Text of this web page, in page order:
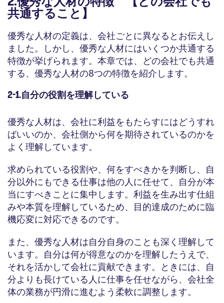
共通すること】
優秀な人材の定義は、会社ごとに異なるとお伝えし
ました。しかし、優秀な人材にはいくつか共通する
特徴が挙げられます。本章では、どの会社でも共通
する、優秀な人材の8つの特徴を紹介します。
2-1.自分の役割を理解している
優秀な人材は、会社に利益をもたらすにはどうすれ
ばいいのか、会社側から何を期待されているのかを
よく理解しています。
求められている役割や、何をすべきかを判断し、自
分以外にもできる仕事は他の人に任せて、自分が本
当にすべきことに集中します。利益を生み出す仕組
みや本質を理解しているため、目的達成のために臨
機応変に対応できるのです。
また、優秀な人材は自分自身のことも深く理解して
います。自分は何が得意なのかを理解したうえで、
それを活かして会社に貢献できます。ときには、自
分よりも長けている人に仕事を任せながら、会社全
体の業務が円滑に進むよう柔軟に調整します。